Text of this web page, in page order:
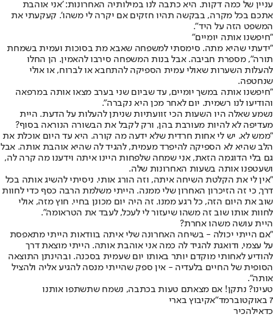
עניין של כמה דקות. היא כתבה לנו במילותיה האחרונות: 'אני אוהבת
אתכם בכל מקרה, בבקשה תהיו חזקים אם יקרה לי משהו'. קעקעתי את
המשפט הזה על היד".
"חיפשנו אותה יומיים"
"ידעתי שהיא מתה. סימסתי למשפחה שאבא מת בסוכות ועמית בשמחת
תורה", מספרת חביבה. אבל בנות המשפחה סירבו להאמין. הן החלו
להעלות השערות שאולי עמית הספיקה להתחבא או לברוח, או אולי
שנחטפה.
"חיפשנו אותה במשך יומיים, עד שביום שני בערב מצאו אותה במרפאה
והודיעו לנו רשמית. יום לאחר מכן היא נקברה".
נשמע שאלה היו השעות הכי זוועתיות שניתן להעלות על הדעת. היית
מעדיפה לא להיות מעורבת בהן, ורק לקבל את הבשורה הנוראה בסוף?
"ממש לא. יש לי אחות חרדית שלא ידעה מה קורה. היא עד היום אוכלת את
הלב שהיא לא הספיקה להיפרד מעמית, להגיד לה שהיא אוהבת אותה. אבל
גם בלי הדוגמה הזאת, אני שמחה שלפחות היינו איתה וידענו מה קרה לה,
ושעטפנו אותה בשעות האחרונות שלה.
"אין לי את הקלטת השיחה איתה, וזה הורג אותי. ניסיתי להשיג אותה בכל
דרך, כי זה הזיכרון האחרון שלי ממנה. הייתי משלמת הרבה כסף כדי לחוות
שוב את היום הזה, כל רגע ממנו. זה היה יום מכונן בחיי. חוץ מזה, אולי
לחוות אותו שוב זה משהו שיעזור לי לעכל, לעבד את הטראומה".
היית עושה משהו אחרת?
"אם הייתי יכולה - בשיחה האחרונה שלי איתה בוודאות הייתי מתאפסת
על עצמי, ודואגת להגיד לה כמה אני אוהבת אותה. הייתי מוצאת דרך
להודיע לאחותי מוקדם יותר באותו יום שעמית בסכנה. ובהינתן התוצאה
הסופית של החיים בלעדיה - אין ספק שהייתי מנסה להגיע אליה ולהציל
אותה".
טעינו? נתקן! אם מצאתם טעות בכתבה, נשמח שתשתפו אותנו
7 באוקטובר
מד"אקיבוץ בארי
כדאילהכיר